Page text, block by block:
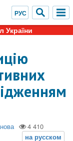
України